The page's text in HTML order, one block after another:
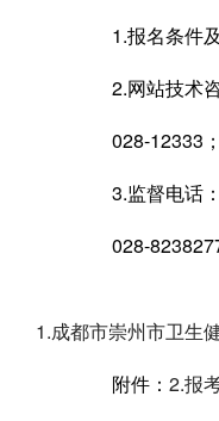
1.报名条件及
2.网站技术咨
028-12333；
3.监督电话：
028-
1.成都市崇州市卫生
附件： 2.报